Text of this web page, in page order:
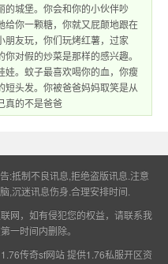
的城堡。你会和你的小伙伴吵
给你一颗糖，你就又屁颠地跟在
朋友玩，你们玩烤红薯，过家
对假的炒菜是那样的感兴趣。
娃。蚊子最喜欢喝你的血，你瘦
头发。你被爸爸妈妈取笑是从
真的不是爸爸
:抵制不良讯息,拒绝盗版讯息.注意
,沉迷讯息伤身.合理安排时间.
网，如有侵犯您的权益，请联系我
一时间内删除。
传奇sf网站 提供1.76私服开区资